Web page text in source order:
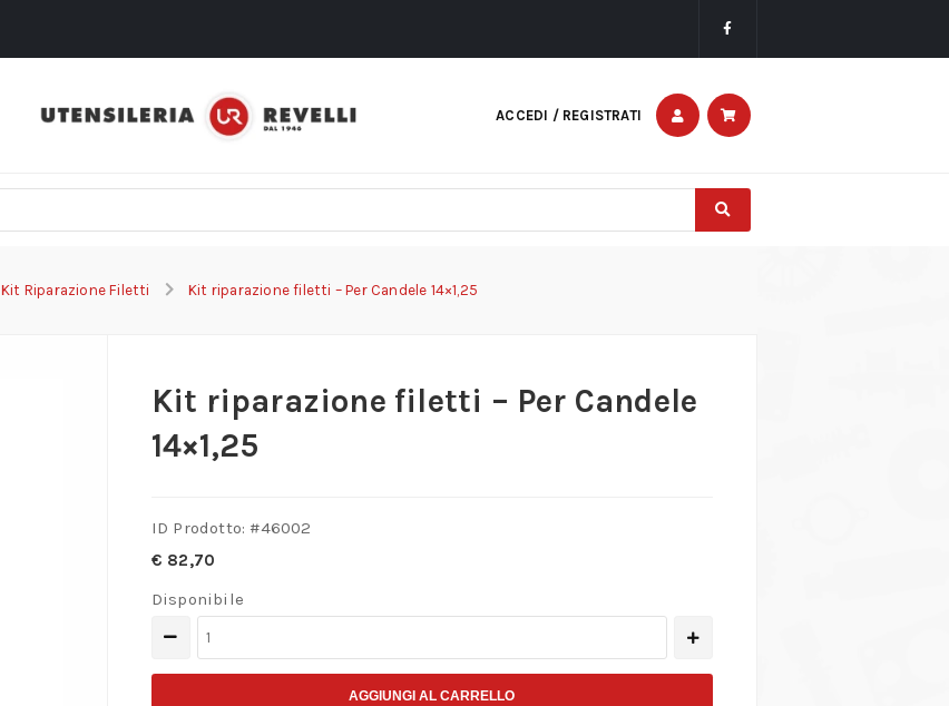
ACCEDI / REGISTRATI
Kit Riparazione Filetti Kit riparazione filetti – Per Candele 14×1,25
Kit riparazione filetti – Per Candele
14×1,25
ID Prodotto: #46002
€ 82,70
Disponibile
Kit
riparazione
AGGIUNGI AL CARRELLO